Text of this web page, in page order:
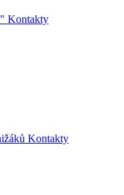
Kontakty
Kontakty